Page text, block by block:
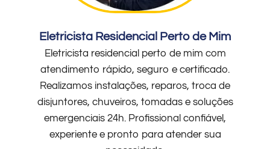
Eletricista Residencial Perto de Mim
Eletricista residencial perto de mim com
atendimento rápido, seguro e certificado.
Realizamos instalações, reparos, troca de
disjuntores, chuveiros, tomadas e soluções
emergenciais 24h. Profissional confiável,
experiente e pronto para atender sua